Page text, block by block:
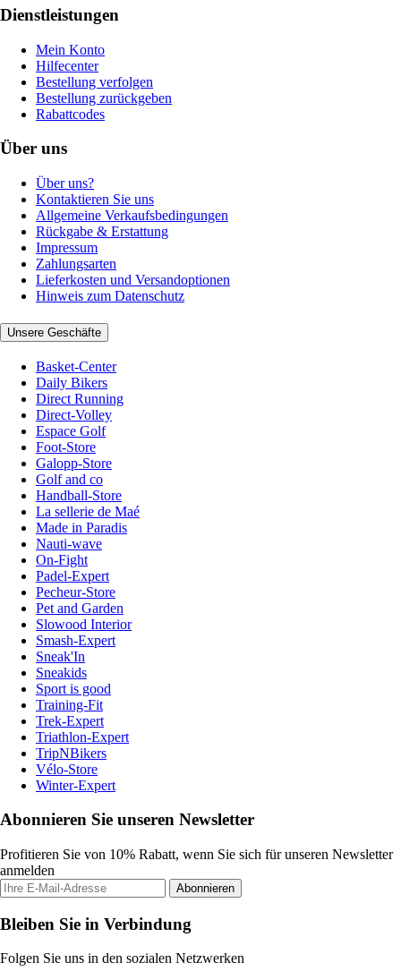
Dienstleistungen
Mein Konto
Hilfecenter
Bestellung verfolgen
Bestellung zurückgeben
Rabattcodes
Über uns
Über uns?
Kontaktieren Sie uns
Allgemeine Verkaufsbedingungen
Rückgabe & Erstattung
Impressum
Zahlungsarten
Lieferkosten und Versandoptionen
Hinweis zum Datenschutz
Unsere Geschäfte
Basket-Center
Daily Bikers
Direct Running
Direct-Volley
Espace Golf
Foot-Store
Galopp-Store
Golf and co
Handball-Store
La sellerie de Maé
Made in Paradis
Nauti-wave
On-Fight
Padel-Expert
Pecheur-Store
Pet and Garden
Slowood Interior
Smash-Expert
Sneak'In
Sneakids
Sport is good
Training-Fit
Trek-Expert
Triathlon-Expert
TripNBikers
Vélo-Store
Winter-Expert
Abonnieren Sie unseren Newsletter
Profitieren Sie von 10% Rabatt, wenn Sie sich für unseren Newsletter
anmelden
Abonnieren
Bleiben Sie in Verbindung
Folgen Sie uns in den sozialen Netzwerken